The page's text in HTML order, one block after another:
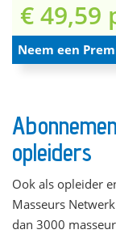
€ 49,59
Neem een
opleiders
Ook als opleider
Masseurs
dan 3000